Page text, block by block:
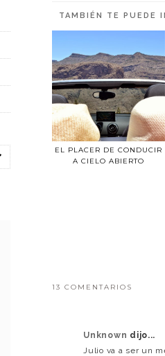
TAMBIÉN TE PUEDE
EL PLACER DE CONDUCIR
A CIELO ABIERTO
13 COMENTARIOS
Unknown dijo...
Julio va a ser un